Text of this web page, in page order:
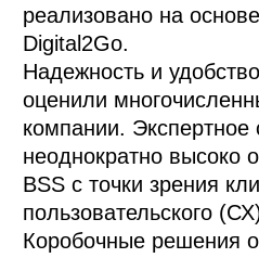
реализовано на
Digital2Go.
Надежность и
оценили
компании. Экспертное
неоднократно высоко
BSS с точки зрения
пользовательского
Коробочные решения